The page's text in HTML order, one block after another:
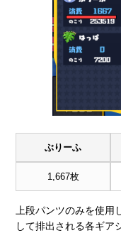
ぶりーふ
1,667枚
上段パンツのみを使用
して排出される各ギア